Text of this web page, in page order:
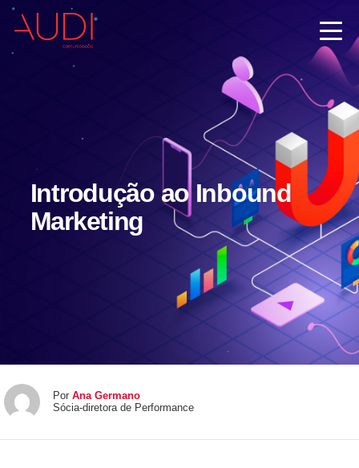
Introdução ao Inbound
Marketing
Por Ana Germano
Sócia-diretora de Performance